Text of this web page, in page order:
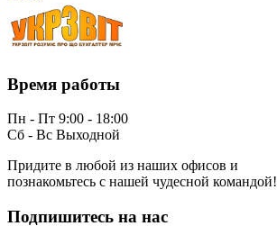
Время работы
Пн - Пт 9:00 - 18:00
Сб - Вс Выходной
Придите в любой из наших офисов и
познакомьтесь с нашей чудесной командой!
Подпишитесь на нас